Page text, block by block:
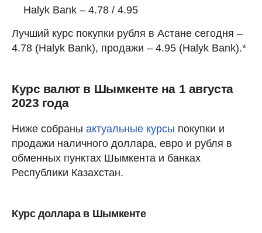
Halyk Bank – 4.78 / 4.95
Лучший курс покупки рубля в Астане сегодня –
4.78 (Halyk Bank), продажи – 4.95 (Halyk Bank).*
Курс валют в Шымкенте на 1 августа
2023 года
Ниже собраны актуальные курсы покупки и
продажи наличного доллара, евро и рубля в
обменных пунктах Шымкента и банках
Республики Казахстан.
Курс доллара в Шымкенте